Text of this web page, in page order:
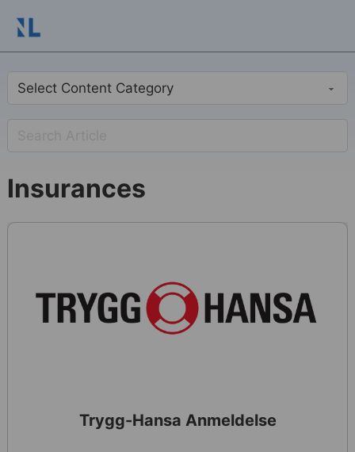
Insurances
Trygg-Hansa Anmeldelse